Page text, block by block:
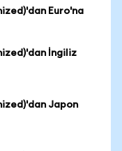
Euro'na
İngiliz
Japon